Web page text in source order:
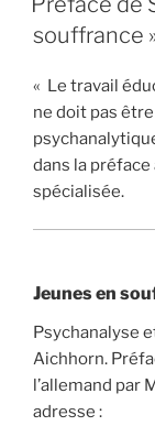
souffrance
« Le travail
ne doit pas
dans la préface
spécialisée.
Jeunes en
Psychanalyse
Aichhorn.
l’allemand par
adresse :